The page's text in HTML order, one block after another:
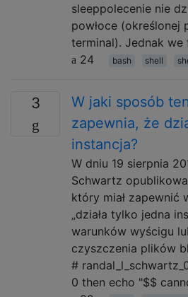
sleeppolecenie nie
powłoce (określonej
terminal). Jednak
24
bash shell
3
W jaki sposób
zapewnia, że
instancja?
W dniu 19 sierpnia
Schwartz
który miał zapewnić
„działa tylko jedna
warunków wyścigu
czyszczenia plików
#
0 then echo "$$